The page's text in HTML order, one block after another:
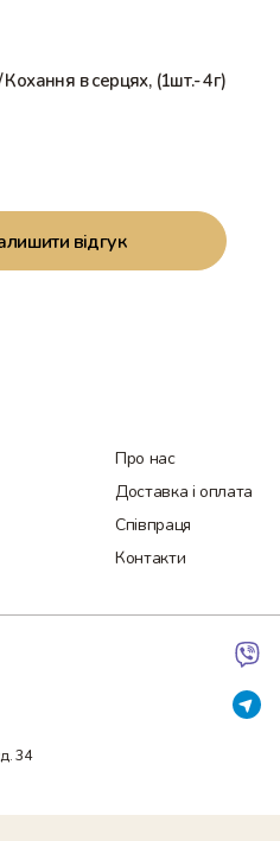
в серцях, (1шт.- 4г)
відгук
Про нас
Доставка і оплата
Співпраця
Контакти
34